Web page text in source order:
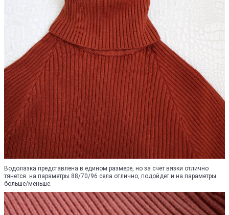
Водолазка представлена в едином размере, но за счет вязки отлично
тянется. на параметры 88/70/96 села отлично, подойдет и на параметры
больше/меньше.